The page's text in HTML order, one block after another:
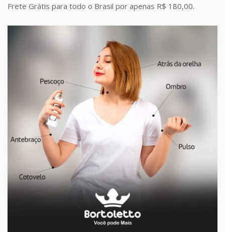
Frete Grátis para todo o Brasil por apenas R$ 180,00.